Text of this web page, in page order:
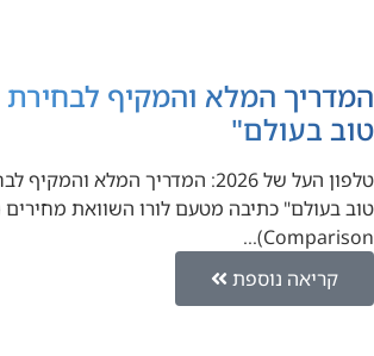
המדריך המלא והמקיף לבחירת
טוב בעולם"
טלפון העל של 2026: המדריך המלא
Comparison)…
קריאה נוספת